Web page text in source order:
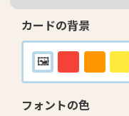
カードの背景
フォントの色